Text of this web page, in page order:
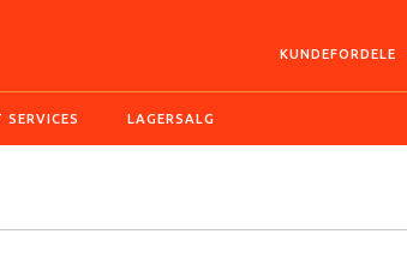
KUNDEFORDELE
SERVICES LAGERSALG